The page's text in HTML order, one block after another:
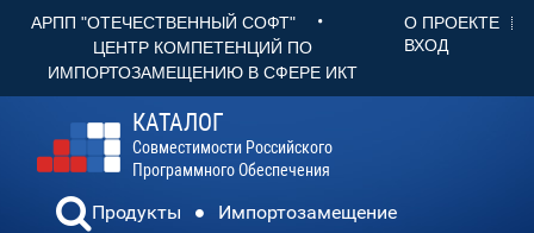
АРПП "ОТЕЧЕСТВЕННЫЙ СОФТ" •
ЦЕНТР КОМПЕТЕНЦИЙ ПО
ИМПОРТОЗАМЕЩЕНИЮ В СФЕРЕ ИКТ
О ПРОЕКТЕ
ВХОД
КАТАЛОГ
Совместимости Российского
Программного Обеспечения
Продукты Импортозамещение